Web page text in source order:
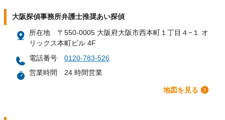
大阪探偵事務所弁護士推奨あい探偵
所在地
〒550-0005 大阪府大阪市西本町１丁目４−１ オ
リックス本町ビル 4F
電話番号
0120-783-526
営業時間
24 時間営業
地図を見る